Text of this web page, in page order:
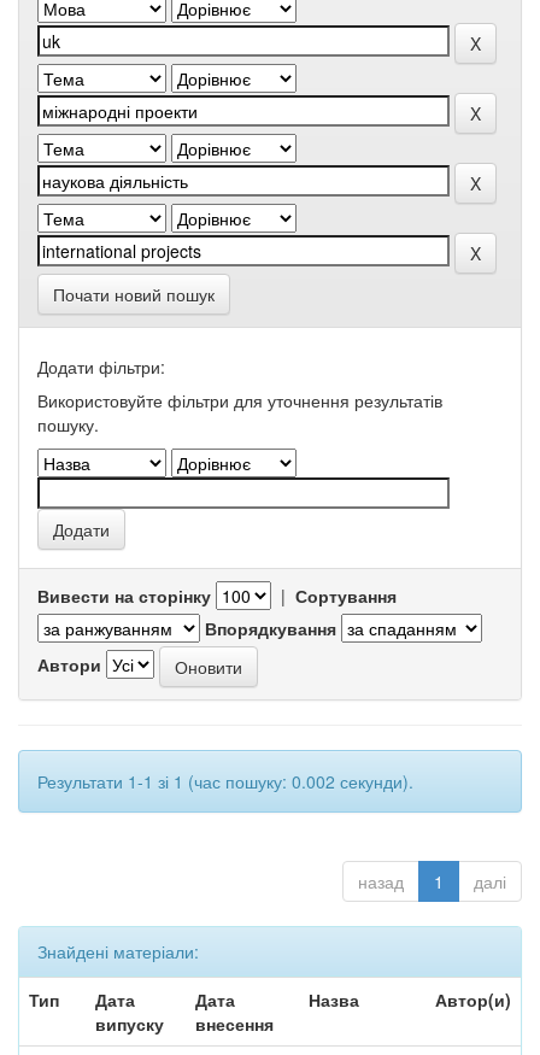
Почати новий пошук
Додати фільтри:
Використовуйте фільтри для уточнення результатів
пошуку.
Вивести на сторінку | Сортування
Впорядкування
Автори
Результати 1-1 зі 1 (час пошуку: 0.002 секунди).
назад 1 далі
Знайдені матеріали:
Тип
Дата
випуску
Дата
внесення
Назва Автор(и)